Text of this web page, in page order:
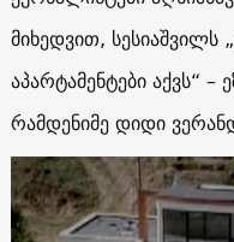
მიხედვით,
აპარტამენტები აქვს“ –
რამდენიმე დიდი